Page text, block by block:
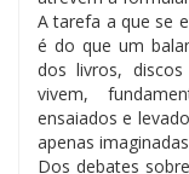
A tarefa a que se
é do que um
dos livros,
vivem,
ensaiados e
apenas
Dos debates